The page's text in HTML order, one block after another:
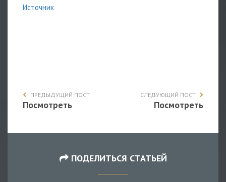
Источник
ПРЕДЫДУЩИЙ ПОСТ
Посмотреть
СЛЕДУЮЩИЙ ПОСТ
Посмотреть
ПОДЕЛИТЬСЯ СТАТЬЕЙ